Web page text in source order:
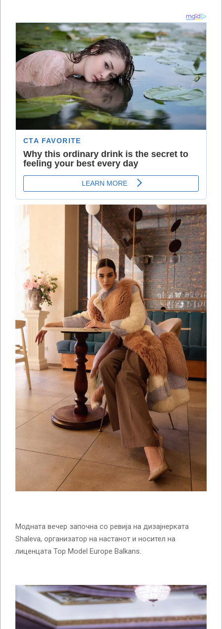
Модната вечер започна со ревија на дизајнерката
Shaleva, организатор на настанот и носител на
лиценцата Top Model Europe Balkans.